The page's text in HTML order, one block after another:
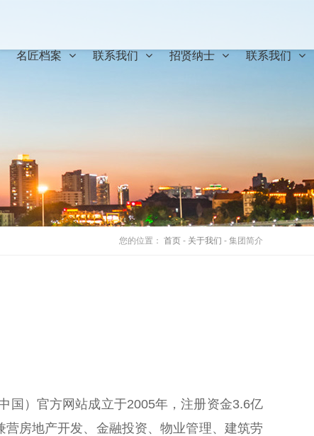
名匠档案 联系我们 招贤纳士 联系我们
您的位置： 首页 - 关于我们 - 集团简介
）官方网站成立于2005年，注册资金3.6亿
房地产开发、金融投资、物业管理、建筑劳